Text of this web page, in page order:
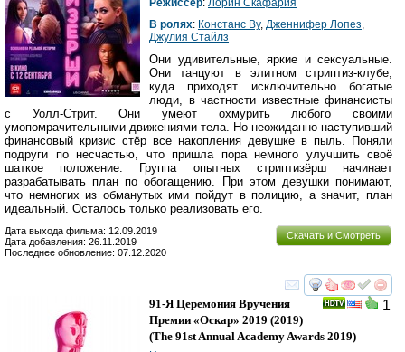
Режиссер: Лорин Скафария
В ролях: Констанс Ву, Дженнифер Лопез,
Джулия Стайлз
Они удивительные, яркие и сексуальные.
Они танцуют в элитном стриптиз-клубе,
куда приходят исключительно богатые
люди, в частности известные финансисты
с Уолл-Стрит. Они умеют охмурить любого своими
умопомрачительными движениями тела. Но неожиданно наступивший
финансовый кризис стёр все накопления девушке в пыль. Поняли
подруги по несчастью, что пришла пора немного улучшить своё
шаткое положение. Группа опытных стриптизёрш начинает
разрабатывать план по обогащению. При этом девушки понимают,
что немногих из обманутых ими пойдут в полицию, а значит, план
идеальный. Осталось только реализовать его.
Скачать и Смотреть
Дата выхода фильма: 12.09.2019
Дата добавления: 26.11.2019
Последнее обновление: 07.12.2020
смотреть
1
91-Я Церемония Вручения
Премии «Оскар» 2019 (2019)
(The 91st Annual Academy Awards 2019)